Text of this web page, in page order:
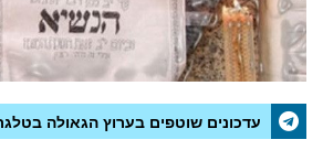
עדכונים שוטפים בערוץ הגאולה